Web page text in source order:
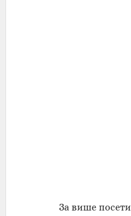
За више посети